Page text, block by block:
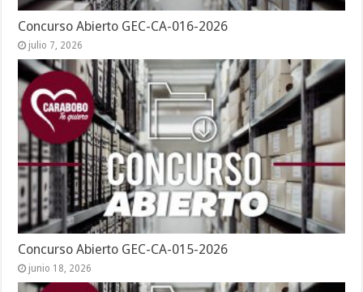
Concurso Abierto GEC-CA-016-2026
julio 7, 2026
Concurso Abierto GEC-CA-015-2026
junio 18, 2026